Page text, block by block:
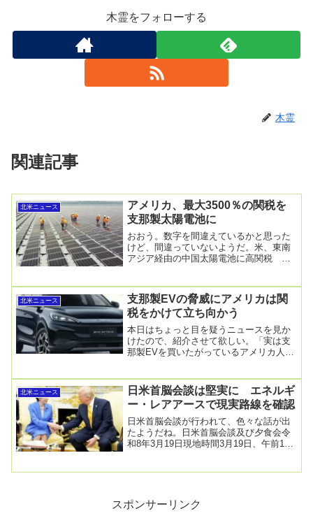
木霊をフォローする
木霊
関連記事
北米ニュース
アメリカ、最大3500％の関税を
支那製太陽電池に
おおう。数字を間違えているかと思った
けど、間違っていないようだ。米、東南
アジア経由の中国太陽電池に高関税 最
北米ニュース
支那製EVの脅威にアメリカは関
税をかけて立ち向かう
本日はちょっと目を疑うニュースを見か
けたので、紹介させて欲しい。「実は支
那製EVを買いたがっているアメリカ人」
北米ニュース
日米首脳会談は堅実に エネルギ
ー・レアアースで現実路線を確認
日米首脳会談が行われて、色々な話が出
たようだね。日米首脳会談及び夕食会令
和8年3月19日現地時間3月19日、午前11
スポンサーリンク